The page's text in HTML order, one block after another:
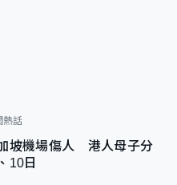
熱話
坡機場傷人 港人母子分
10日